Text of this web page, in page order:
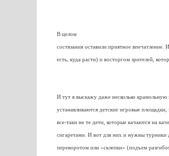
В целом
состязания оставили приятное
есть, куда расти) и восторгом зрителей,
И тут я выскажу даже несколько
устанавливаются детские игровые
все-таки не те дети, которые качаются на
сигаретами. И вот для них и нужны турники
переворотом или «склепки» (подъем